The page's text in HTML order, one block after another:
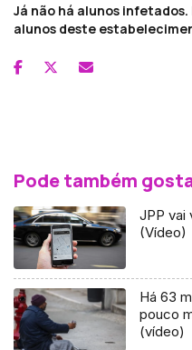
Já não há alunos infetados.
alunos deste
Pode também
JPP vai
(Vídeo)
Há 63
pouco
(vídeo)